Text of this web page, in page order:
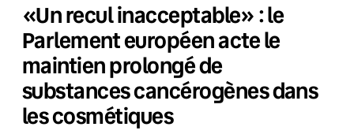
«Un recul inacceptable» : le
Parlement européen acte le
maintien prolongé de
substances cancérogènes dans
les cosmétiques